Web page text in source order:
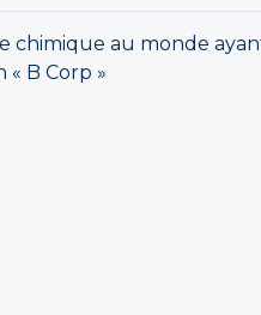
chimique au monde
B Corp »